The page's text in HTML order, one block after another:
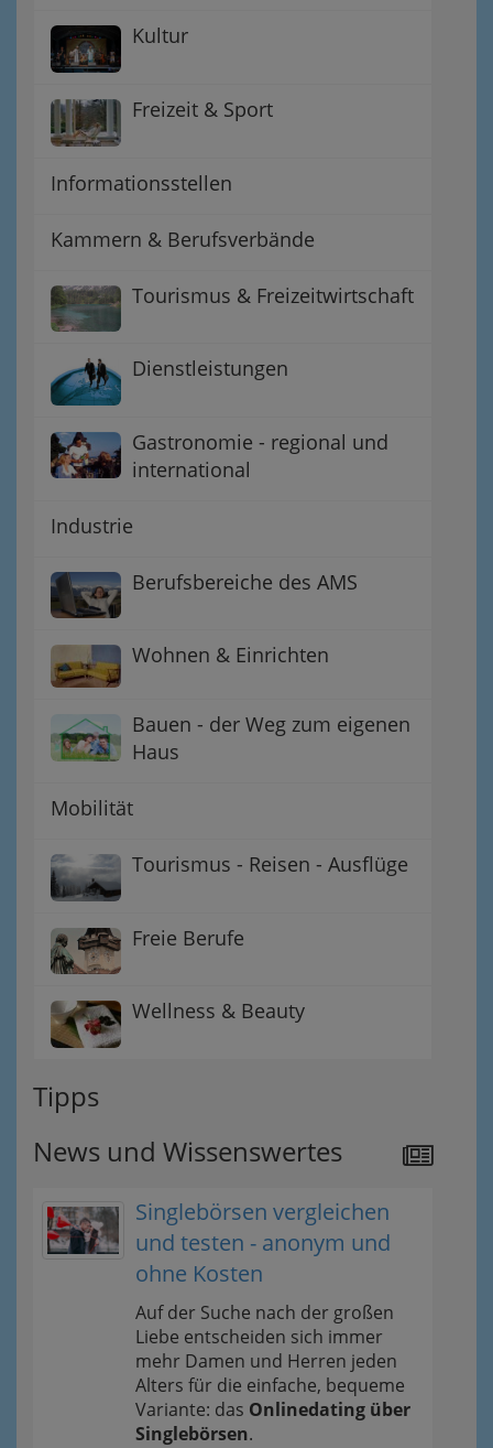
Kultur
Freizeit & Sport
Informationsstellen
Kammern & Berufsverbände
Tourismus & Freizeitwirtschaft
Dienstleistungen
Gastronomie - regional und
international
Industrie
Berufsbereiche des AMS
Wohnen & Einrichten
Bauen - der Weg zum eigenen
Haus
Mobilität
Tourismus - Reisen - Ausflüge
Freie Berufe
Wellness & Beauty
Tipps
News und Wissenswertes
Singlebörsen vergleichen
und testen - anonym und
ohne Kosten
Auf der Suche nach der großen
Liebe entscheiden sich immer
mehr Damen und Herren jeden
Alters für die einfache, bequeme
Variante: das Onlinedating über
Singlebörsen.